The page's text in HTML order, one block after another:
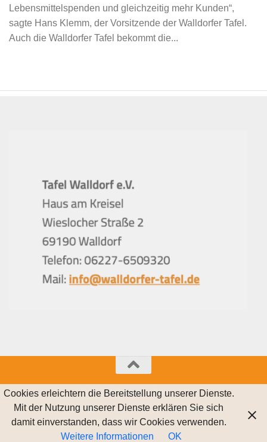
Lebensmittelspenden und gleichzeitig mehr Kunden“,
sagte Hans Klemm, der Vorsitzende der Walldorfer Tafel.
Auch die Walldorfer Tafel bekommt die...
© 2021 Walldorfer Tafel e.V.
Powered by - Entworfen mit demHueman-Theme
Cookies erleichtern die Bereitstellung unserer Dienste.
Mit der Nutzung unserer Dienste erklären Sie sich
damit einverstanden, dass wir Cookies verwenden.
Weitere Informationen
OK